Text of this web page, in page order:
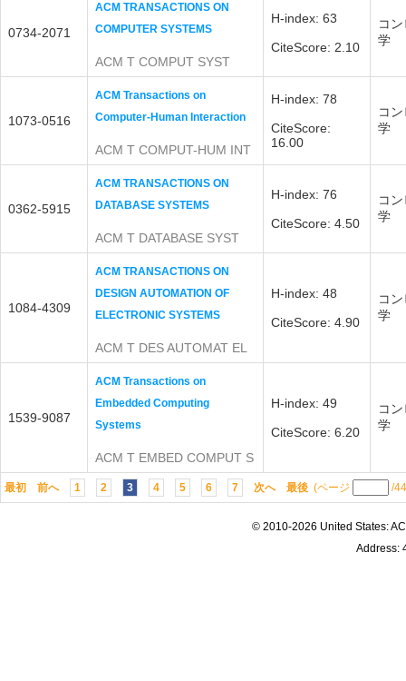
0734-2071
ACM TRANSACTIONS ON
COMPUTER SYSTEMS
ACM T COMPUT SYST
H-index: 63
CiteScore: 2.10
コ
学
1073-0516
ACM Transactions on
Computer-Human Interaction
ACM T COMPUT-HUM INT
H-index: 78
CiteScore:
16.00
コ
学
0362-5915
ACM TRANSACTIONS ON
DATABASE SYSTEMS
ACM T DATABASE SYST
H-index: 76
CiteScore: 4.50
コ
学
1084-4309
ACM TRANSACTIONS ON
DESIGN AUTOMATION OF
ELECTRONIC SYSTEMS
ACM T DES AUTOMAT EL
H-index: 48
CiteScore: 4.90
コ
学
1539-9087
ACM Transactions on
Embedded Computing
Systems
ACM T EMBED COMPUT S
H-index: 49
CiteScore: 6.20
コ
学
最初 前へ 1 2 3 4 5 6 7 次へ 最後 (ページ /
© 2010-2026 United States:
Address: